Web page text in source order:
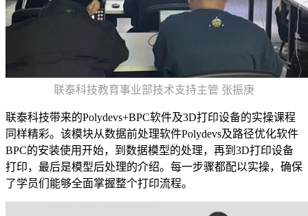
联泰科技教育事业部技术支持主管 张振庚
联泰科技带来的Polydevs+BPC软件及3D打印设备的实操课程
同样精彩。该模块从数据前处理软件Polydevs及路径优化软件
BPC的安装使用开始，到数据模型的处理，再到3D打印设备
打印，最后是模型后处理的介绍。每一步骤都配以实操，确保
了学员们能够全面掌握整个打印流程。